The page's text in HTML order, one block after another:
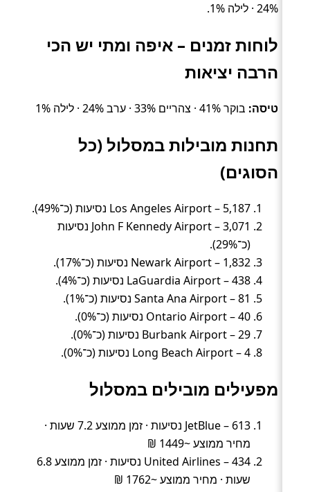
24% · לילה 1%.
לוחות זמנים – איפה ומתי יש הכי
הרבה יציאות
טיסה: בוקר 41% · צהריים 33% · ערב 24% · לילה 1%
תחנות מובילות במסלול (כל
הסוגים)
Los Angeles Airport – 5,187 נסיעות (כ־49%).
John F Kennedy Airport – 3,071 נסיעות
(כ־29%).
Newark Airport – 1,832 נסיעות (כ־17%).
LaGuardia Airport – 438 נסיעות (כ־4%).
Santa Ana Airport – 81 נסיעות (כ־1%).
Ontario Airport – 40 נסיעות (כ־0%).
Burbank Airport – 29 נסיעות (כ־0%).
Long Beach Airport – 4 נסיעות (כ־0%).
מפעילים מובילים במסלול
JetBlue – 613 נסיעות · זמן ממוצע 7.2 שעות ·
מחיר ממוצע ~1449 ₪
United Airlines – 434 נסיעות · זמן ממוצע 6.8
שעות · מחיר ממוצע ~1762 ₪